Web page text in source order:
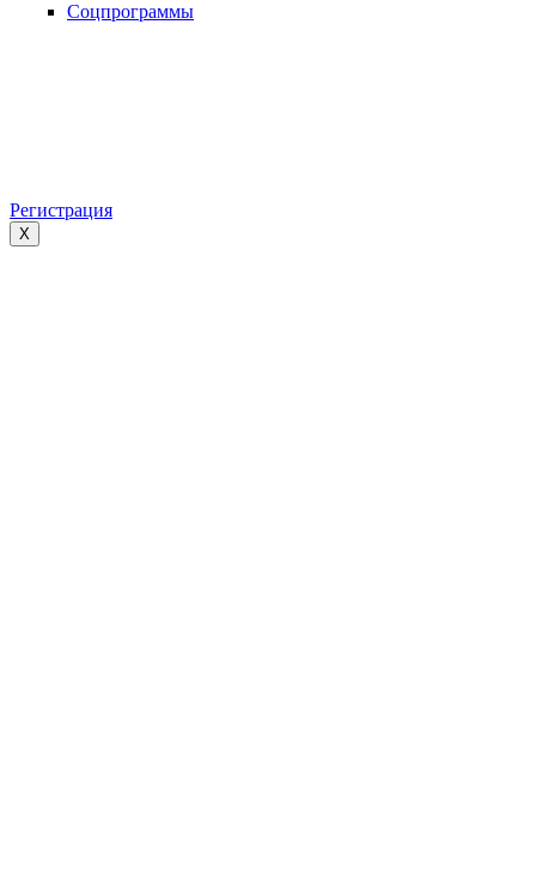
Соцпрограммы
Регистрация
X